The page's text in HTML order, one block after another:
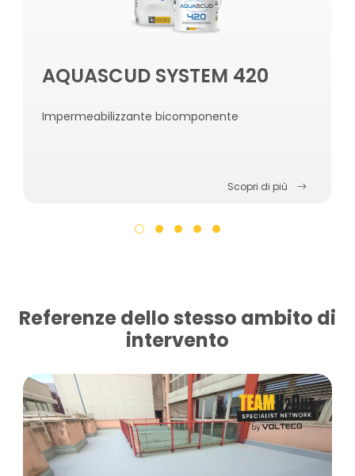
AQUASCUD SYSTEM 420
Impermeabilizzante bicomponente
Scopri di più
Referenze dello stesso ambito di
intervento